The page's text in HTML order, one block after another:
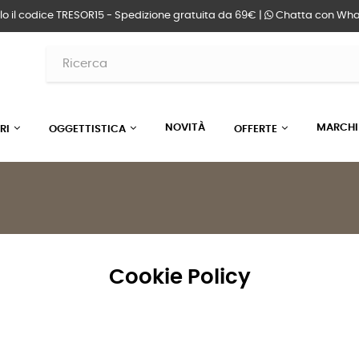
il codice TRESOR15 - Spedizione gratuita da 69€ | Chatta con
OGGETTISTICA NOVITÀ OFFERTE MARCHI
Cookie Policy